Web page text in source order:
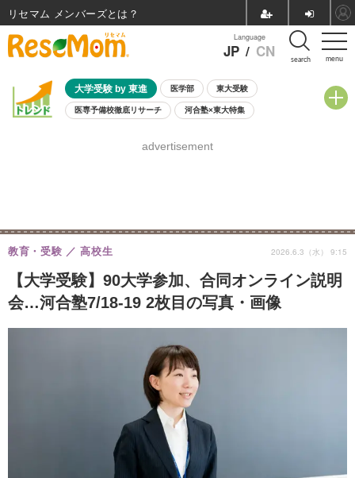
menu
Language
JP / CN search
大学受験 by 東進 医学部 東大受験
医専予備校徹底リサーチ 河合塾×東大特集
8月開催学校説明会・相談会
advertisement
【大学受験】90大学参加、合同オンライン説明
会…河合塾7/18-19 2枚目の写真・画像
教育・受験 高校生 2026.6.3（水） 9:15
リセマム メンバーズ